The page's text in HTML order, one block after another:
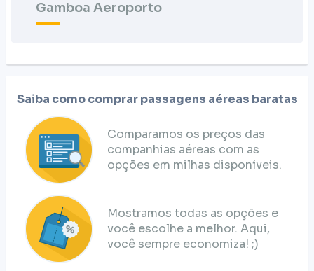
Gamboa Aeroporto
Saiba como comprar passagens aéreas baratas
Comparamos os preços das
companhias aéreas com as
opções em milhas disponíveis.
Mostramos todas as opções e
você escolhe a melhor. Aqui,
você sempre economiza! ;)